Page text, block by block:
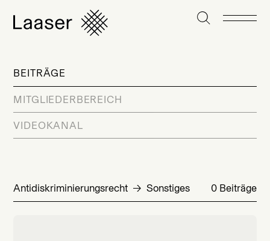
BEITRÄGE
MITGLIEDERBEREICH
VIDEOKANAL
Antidiskriminierungsrecht Sonstiges 0 Beiträge